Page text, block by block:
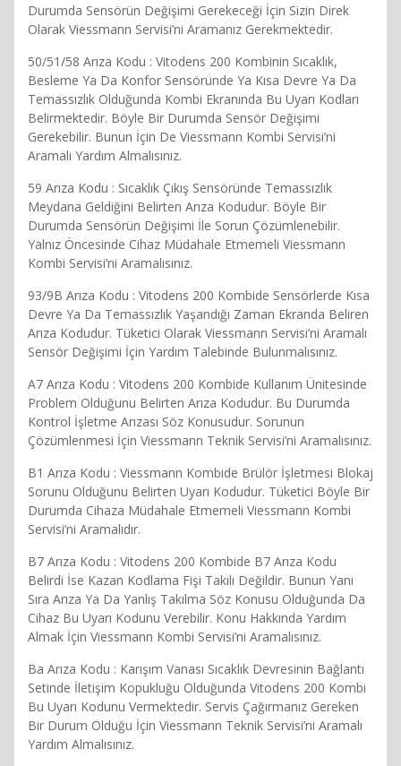
Durumda Sensörün Değişimi Gerekeceği İçin Sizin Direk
Olarak Viessmann Servisi’ni Aramanız Gerekmektedir.
50/51/58 Arıza Kodu : Vitodens 200 Kombinin Sıcaklık,
Besleme Ya Da Konfor Sensöründe Ya Kısa Devre Ya Da
Temassızlık Olduğunda Kombi Ekranında Bu Uyarı Kodları
Belirmektedir. Böyle Bir Durumda Sensör Değişimi
Gerekebilir. Bunun İçin De Viessmann Kombi Servisi’ni
Aramalı Yardım Almalısınız.
59 Arıza Kodu : Sıcaklık Çıkış Sensöründe Temassızlık
Meydana Geldiğini Belirten Arıza Kodudur. Böyle Bir
Durumda Sensörün Değişimi İle Sorun Çözümlenebilir.
Yalnız Öncesinde Cihaz Müdahale Etmemeli Viessmann
Kombi Servisi’ni Aramalısınız.
93/9B Arıza Kodu : Vitodens 200 Kombide Sensörlerde Kısa
Devre Ya Da Temassızlık Yaşandığı Zaman Ekranda Beliren
Arıza Kodudur. Tüketici Olarak Viessmann Servisi’ni Aramalı
Sensör Değişimi İçin Yardım Talebinde Bulunmalısınız.
A7 Arıza Kodu : Vitodens 200 Kombide Kullanım Ünitesinde
Problem Olduğunu Belirten Arıza Kodudur. Bu Durumda
Kontrol İşletme Arızası Söz Konusudur. Sorunun
Çözümlenmesi İçin Viessmann Teknik Servisi’ni Aramalısınız.
B1 Arıza Kodu : Viessmann Kombide Brülör İşletmesi Blokaj
Sorunu Olduğunu Belirten Uyarı Kodudur. Tüketici Böyle Bir
Durumda Cihaza Müdahale Etmemeli Viessmann Kombi
Servisi’ni Aramalıdır.
B7 Arıza Kodu : Vitodens 200 Kombide B7 Arıza Kodu
Belirdi İse Kazan Kodlama Fişi Takılı Değildir. Bunun Yanı
Sıra Arıza Ya Da Yanlış Takılma Söz Konusu Olduğunda Da
Cihaz Bu Uyarı Kodunu Verebilir. Konu Hakkında Yardım
Almak İçin Viessmann Kombi Servisi’ni Aramalısınız.
Ba Arıza Kodu : Karışım Vanası Sıcaklık Devresinin Bağlantı
Setinde İletişim Kopukluğu Olduğunda Vitodens 200 Kombi
Bu Uyarı Kodunu Vermektedir. Servis Çağırmanız Gereken
Bir Durum Olduğu İçin Viessmann Teknik Servisi’ni Aramalı
Yardım Almalısınız.